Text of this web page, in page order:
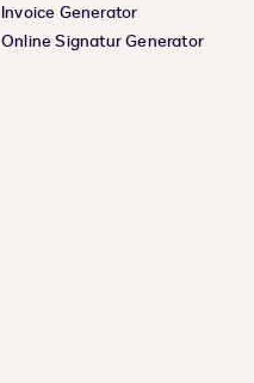
Invoice Generator
Online Signatur Generator